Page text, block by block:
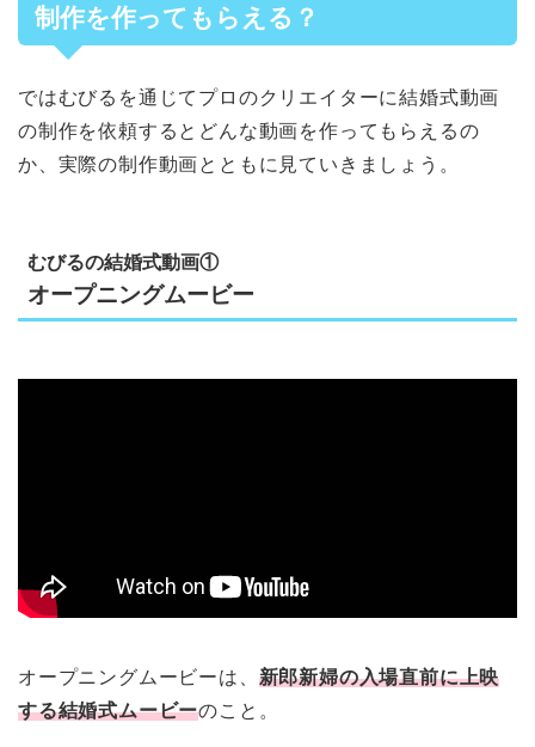
制作を作ってもらえる？
ではむびるを通じてプロのクリエイターに結婚式動画
の制作を依頼するとどんな動画を作ってもらえるの
か、実際の制作動画とともに見ていきましょう。
むびるの結婚式動画①
オープニングムービー
オープニングムービーは、 新郎新婦の入場直前に上映
する結婚式ムービーのこと。